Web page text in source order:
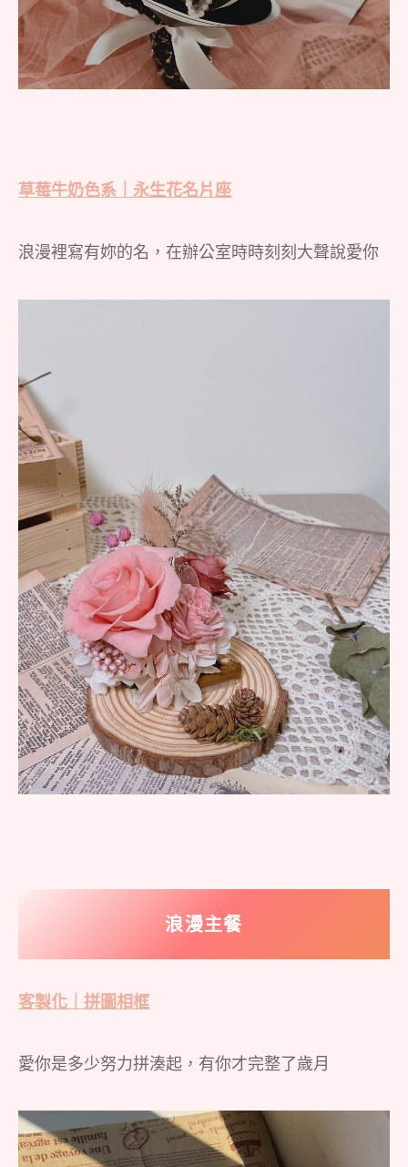
草莓牛奶色系｜永生花名片座
浪漫裡寫有妳的名，在辦公室時時刻刻大聲說愛你
浪漫主餐
客製化｜拼圖相框
愛你是多少努力拼湊起，有你才完整了歲月